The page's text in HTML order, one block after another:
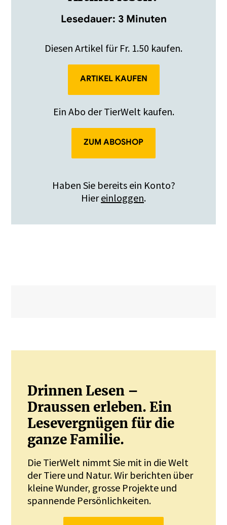
Lesedauer: 3 Minuten
Diesen Artikel für Fr. 1.50 kaufen.
ARTIKEL KAUFEN
Ein Abo der TierWelt kaufen.
ZUM ABOSHOP
Haben Sie bereits ein Konto?
Hiereinloggen.
Drinnen Lesen –
Draussen erleben. Ein
Lesevergnügen für die
ganze Familie.
Die TierWelt nimmt Sie mit in die Welt
der Tiere und Natur. Wir berichten über
kleine Wunder, grosse Projekte und
spannende Persönlichkeiten.